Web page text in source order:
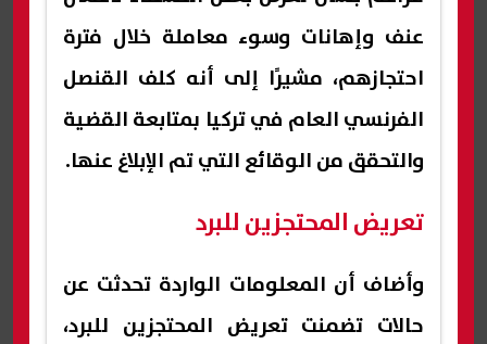
عنف وإهانات وسوء معاملة خلال فترة
احتجازهم، مشيرًا إلى أنه كلف القنصل
الفرنسي العام في تركيا بمتابعة القضية
والتحقق من الوقائع التي تم الإبلاغ عنها.
تعريض المحتجزين للبرد
وأضاف أن المعلومات الواردة تحدثت عن
حالات تضمنت تعريض المحتجزين للبرد،